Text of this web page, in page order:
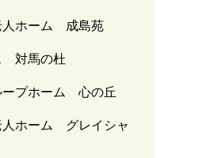
人ホーム 成島苑
対馬の杜
ープホーム 心の丘
人ホーム グレイシャ